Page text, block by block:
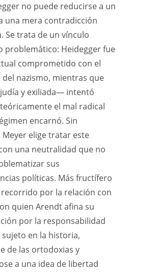
no puede reducirse a un
una mera contradicción
Se trata de un vínculo
problemático: Heidegger fue
comprometido con el
del nazismo, mientras que
y exiliada— intentó
el mal radical
encarnó. Sin
Meyer elige tratar este
una neutralidad que no
sus
políticas. Más fructífero
por la relación con
quien Arendt afina su
por la responsabilidad
en la historia,
de las ortodoxias y
a una idea de libertad